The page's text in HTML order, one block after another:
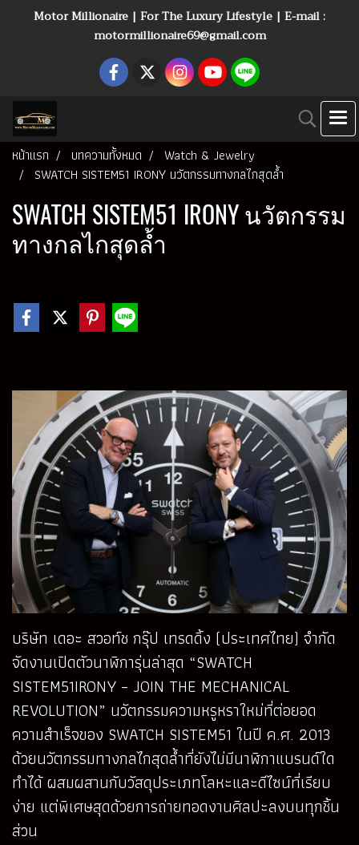
Motor Millionaire | For The Luxury Lifestyle | E-mail :
motormillionaire69@gmail.com
หน้าแรก บทความทั้งหมด
Watch & Jewelry
SWATCH SISTEM51 IRONY นวัตกรรมทางกลไกสุดล้ำ
SWATCH SISTEM51 IRONY นวัตกรรม
ทางกลไกสุดล้ำ
บริษัท เดอะ สวอท์ช กรุ๊ป เทรดดิ้ง (ประเทศไทย) จํากัด
จัดงานเปิดตัวนาฬิการุ่นล่าสุด “SWATCH
SISTEM51IRONY – JOIN THE MECHANICAL
REVOLUTION” นวัตกรรมความหรูหราใหม่ที่ต่อยอด
ความสำเร็จของ SWATCH SISTEM51 ในปี ค.ศ. 2013
ด้วยนวัตกรรมทางกลไกสุดล้ำที่ยังไม่มีนาฬิกาแบรนด์ใด
ทำได้ ผสมผสานกับวัสดุประเภทโลหะและดีไซน์ที่เรียบ
ง่าย แต่พิเศษสุดด้วยการถ่ายทอดงานศิลปะลงบนทุกชิ้น
ส่วน